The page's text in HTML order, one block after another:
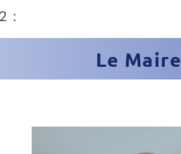
:
Le Maire